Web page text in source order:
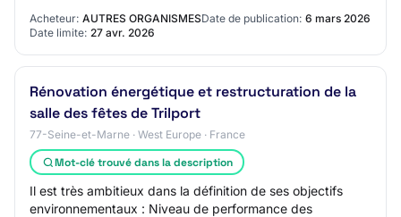
Acheteur: AUTRES ORGANISMESDate de publication: 6 mars 2026
Date limite: 27 avr. 2026
Rénovation énergétique et restructuration de la
salle des fêtes de Trilport
77-Seine-et-Marne · West Europe · France
Mot-clé trouvé dans la description
Il est très ambitieux dans la définition de ses objectifs
environnementaux : Niveau de performance des